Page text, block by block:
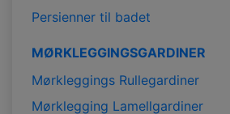
Persienner til badet
MØRKLEGGINGSGARDINER
Mørkleggings Rullegardiner
Mørklegging Lamellgardiner